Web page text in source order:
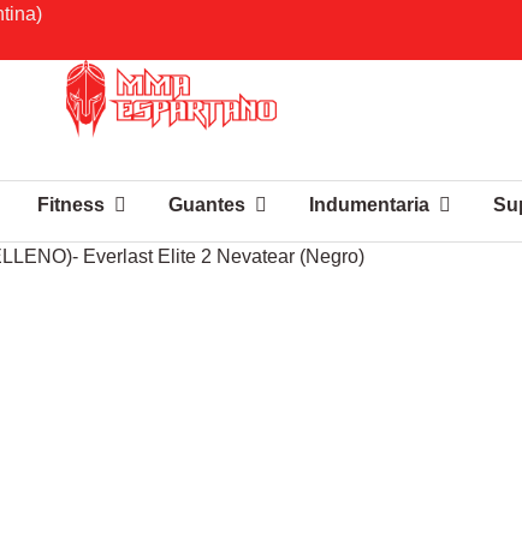
Fitness Guantes Indumentaria
Everlast Elite 2 Nevatear (Negro)